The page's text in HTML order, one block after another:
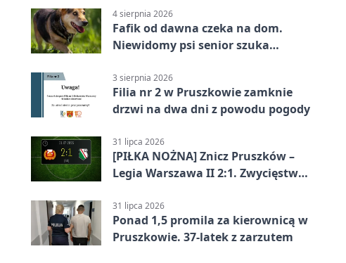
4 sierpnia 2026
Fafik od dawna czeka na dom.
Niewidomy psi senior szuka
3 sierpnia 2026
Filia nr 2 w Pruszkowie zamknie
drzwi na dwa dni z powodu pogody
31 lipca 2026
[PIŁKA NOŻNA] Znicz Pruszków –
Legia Warszawa II 2:1. Zwycięstwo
minucie
31 lipca 2026
Ponad 1,5 promila za kierownicą w
Pruszkowie. 37-latek z zarzutem